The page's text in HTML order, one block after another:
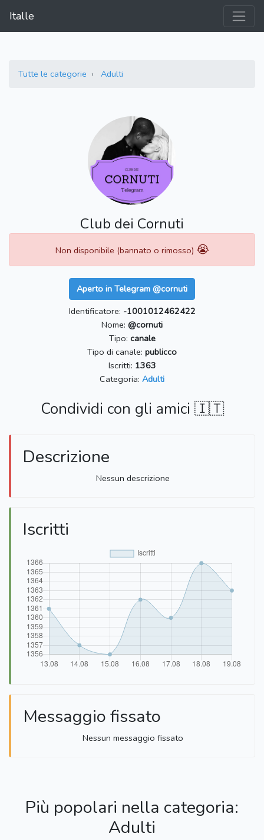
Italle
Tutte le categorie Adulti
Club dei Cornuti
Non disponibile (bannato o rimosso) 😭
Aperto in Telegram @cornuti
Identificatore: -1001012462422
Nome: @cornuti
Tipo: canale
Tipo di canale: publicco
Iscritti: 1363
Categoria: Adulti
Condividi con gli amici 🇮🇹
Descrizione
Nessun descrizione
Iscritti
Messaggio fissato
Nessun messaggio fissato
Più popolari nella categoria:
Adulti